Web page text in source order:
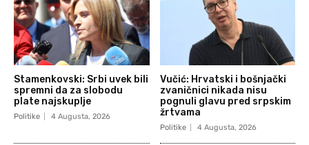
Stamenkovski: Srbi uvek bili
spremni da za slobodu
plate najskuplje
Politike 4 Augusta, 2026
Vučić: Hrvatski i bošnjački
zvaničnici nikada nisu
pognuli glavu pred srpskim
žrtvama
Politike 4 Augusta, 2026